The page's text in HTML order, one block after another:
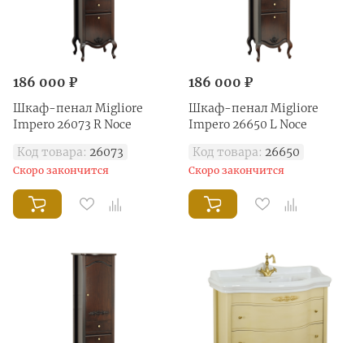
186 000 ₽
Шкаф-пенал Migliore
Impero 26073 R Noce
Код товара: 26073
Скоро закончится
186 000 ₽
Шкаф-пенал Migliore
Impero 26650 L Noce
Код товара: 26650
Скоро закончится